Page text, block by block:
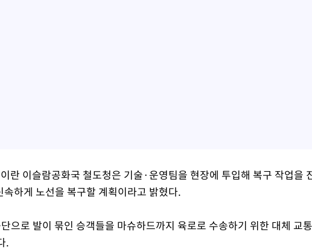
란 이슬람공화국 철도청은 기술·운영팀을 현장에 투입해 복구 작업을
속하게 노선을 복구할 계획이라고 밝혔다.
으로 발이 묶인 승객들을 마슈하드까지 육로로 수송하기 위한 대체 교
.